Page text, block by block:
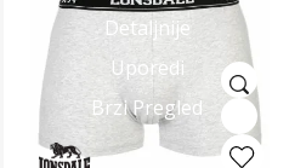
Detaljnije
Uporedi
Brzi Pregled